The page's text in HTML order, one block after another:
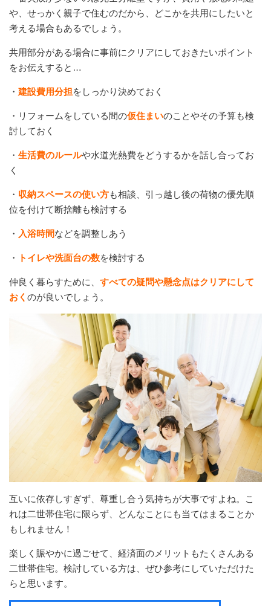
や、せっかく親子で住むのだから、どこかを共用にしたいと
考える場合もあるでしょう。
共用部分がある場合に事前にクリアにしておきたいポイント
をお伝えすると…
・ 建設費用分担をしっかり決めておく
・リフォームをしている間の仮住まいのことやその予算も検
討しておく
・ 生活費のルールや水道光熱費をどうするかを話し合ってお
く
・ 収納スペースの使い方も相談、引っ越し後の荷物の優先順
位を付けて断捨離も検討する
・ 入浴時間などを調整しあう
・ トイレや洗面台の数を検討する
仲良く暮らすために、 すべての疑問や懸念点はクリアにして
おく のが良いでしょう。
互いに依存しすぎず、尊重し合う気持ちが大事ですよね。こ
れは二世帯住宅に限らず、どんなことにも当てはまることか
もしれません！
楽しく賑やかに過ごせて、経済面のメリットもたくさんある
二世帯住宅。検討している方は、ぜひ参考にしていただけた
らと思います。